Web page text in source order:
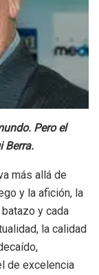
Pero el
Berra.
más allá de
y la afición, la
y cada
la calidad
de excelencia